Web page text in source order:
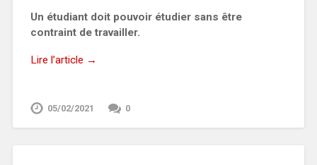
Un étudiant doit pouvoir étudier sans être
contraint de travailler.
Lire l’article →
05/02/2021 0